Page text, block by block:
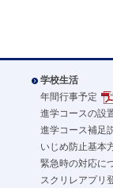
学校生活
年間行事予定
進学コースの設
進学コース補足
いじめ防止基本
緊急時の対応に
スクリレアプリ